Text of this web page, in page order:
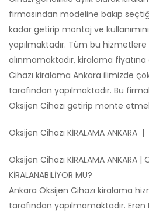
firmasından modeline bakıp
kadar getirip montaj ve
yapılmaktadır. Tüm bu
alınmamaktadır, kiralama
Cihazı kiralama Ankara ilimizde
tarafından yapılmaktadır. Bu
Oksijen Cihazı getirip monte
Oksijen Cihazı KİRALAMA ANKARA
Oksijen Cihazı KİRALAMA ANKARA |
KİRALANABİLİYOR MU?
Ankara Oksijen Cihazı kiralama
tarafından yapılmamaktadır.